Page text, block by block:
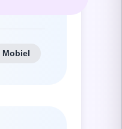
Mobiel